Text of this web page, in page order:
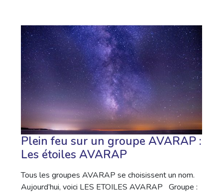
Plein feu sur un groupe AVARAP :
Les étoiles AVARAP
Tous les groupes AVARAP se choisissent un nom.
Aujourd’hui, voici LES ETOILES AVARAP Groupe :